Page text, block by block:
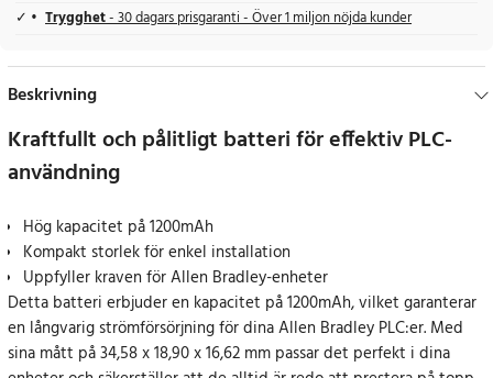
Trygghet- 30 dagars prisgaranti - Över 1 miljon nöjda kunder
Beskrivning
Kraftfullt och pålitligt batteri för effektiv PLC-
användning
Hög kapacitet på 1200mAh
Kompakt storlek för enkel installation
Uppfyller kraven för Allen Bradley-enheter
Detta batteri erbjuder en kapacitet på 1200mAh, vilket garanterar
en långvarig strömförsörjning för dina Allen Bradley PLC:er. Med
sina mått på 34,58 x 18,90 x 16,62 mm passar det perfekt i dina